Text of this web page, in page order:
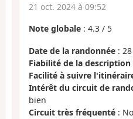
21 oct. 2024 à 09:52
Note globale : 4.3 / 5
Date de la randonnée :
Fiabilité de la description
Facilité à suivre
Intérêt du circuit de
bien
Circuit très fréquenté :